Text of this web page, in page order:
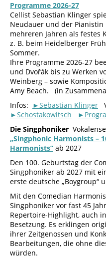
Programme 2026-27
Cellist Sebastian Klinger
Neudauer und der
mehreren Jahren als festes
z. B. beim Heidelberger
Sommer.
Ihre Programme 2026-27
und Dvořák bis zu Werken
Weinberg – sowie
Amy Beach. (in
Infos: ►Sebastian Klinger
►Schostakowitsch
Die Singphoniker
„Singphonic Harmonists –
Harmonists” ab 2027
Den 100. Geburtstag der
Singphoniker ab 2027 mit
erste deutsche „Boygroup“
Mit den Comedian
Singphoniker vor fast 45
Repertoire-Highlight, auch
Besetzung. Es erklingen
ihrer Zeitgenossen und
Bearbeitungen, die ohne
würden.